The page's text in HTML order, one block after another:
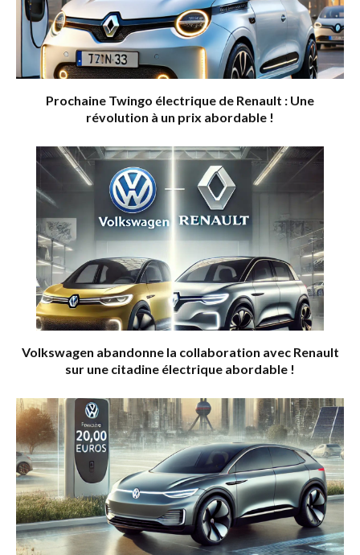
Prochaine Twingo électrique de Renault : Une
révolution à un prix abordable !
Volkswagen abandonne la collaboration avec Renault
sur une citadine électrique abordable !